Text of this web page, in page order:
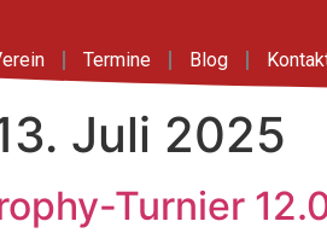
Termine Blog
Juli 2025
Turnier